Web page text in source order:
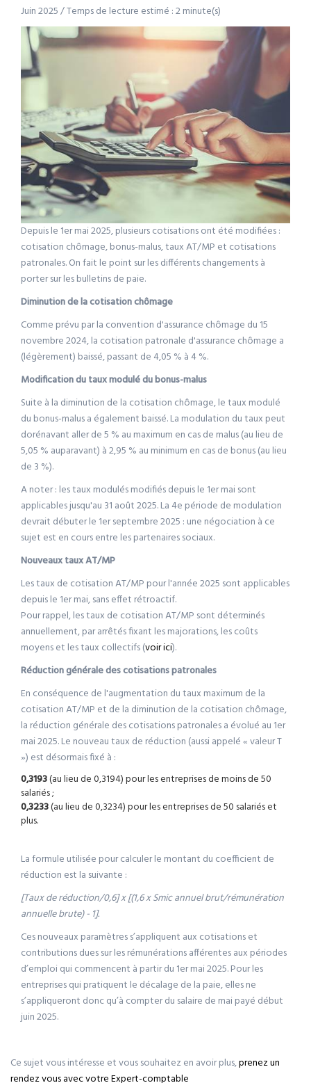
Juin 2025 / Temps de lecture estimé : 2 minute(s)
Depuis le 1er mai 2025, plusieurs cotisations ont été modifiées :
cotisation chômage, bonus-malus, taux AT/MP et cotisations
patronales. On fait le point sur les différents changements à
porter sur les bulletins de paie.
Diminution de la cotisation chômage
Comme prévu par la convention d'assurance chômage du 15
novembre 2024, la cotisation patronale d'assurance chômage a
(légèrement) baissé, passant de 4,05 % à 4 %.
Modification du taux modulé du bonus-malus
Suite à la diminution de la cotisation chômage, le taux modulé
du bonus-malus a également baissé. La modulation du taux peut
dorénavant aller de 5 % au maximum en cas de malus (au lieu de
5,05 % auparavant) à 2,95 % au minimum en cas de bonus (au lieu
de 3 %).
A noter : les taux modulés modifiés depuis le 1er mai sont
applicables jusqu'au 31 août 2025. La 4e période de modulation
devrait débuter le 1er septembre 2025 : une négociation à ce
sujet est en cours entre les partenaires sociaux.
Nouveaux taux AT/MP
Les taux de cotisation AT/MP pour l'année 2025 sont applicables
depuis le 1er mai, sans effet rétroactif.
Pour rappel, les taux de cotisation AT/MP sont déterminés
annuellement, par arrêtés fixant les majorations, les coûts
moyens et les taux collectifs (voir ici).
Réduction générale des cotisations patronales
En conséquence de l'augmentation du taux maximum de la
cotisation AT/MP et de la diminution de la cotisation chômage,
la réduction générale des cotisations patronales a évolué au 1er
mai 2025. Le nouveau taux de réduction (aussi appelé « valeur T
») est désormais fixé à :
0,3193(au lieu de 0,3194) pour les entreprises de moins de 50
salariés ;
0,3233(au lieu de 0,3234) pour les entreprises de 50 salariés et
plus.
La formule utilisée pour calculer le montant du coefficient de
réduction est la suivante :
[Taux de réduction/0,6] x [(1,6 x Smic annuel brut/rémunération
annuelle brute) - 1].
Ces nouveaux paramètres s’appliquent aux cotisations et
contributions dues sur les rémunérations afférentes aux périodes
d’emploi qui commencent à partir du 1er mai 2025. Pour les
entreprises qui pratiquent le décalage de la paie, elles ne
s’appliqueront donc qu’à compter du salaire de mai payé début
juin 2025.
Ce sujet vous intéresse et vous souhaitez en avoir plus,prenez un
rendez vous avec votre Expert-comptable